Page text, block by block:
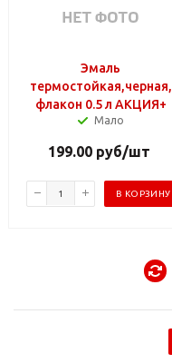
Эмаль
термостойкая,черная,
флакон 0.5 л АКЦИЯ+
Мало
199.00руб/шт
В КОРЗИНУ